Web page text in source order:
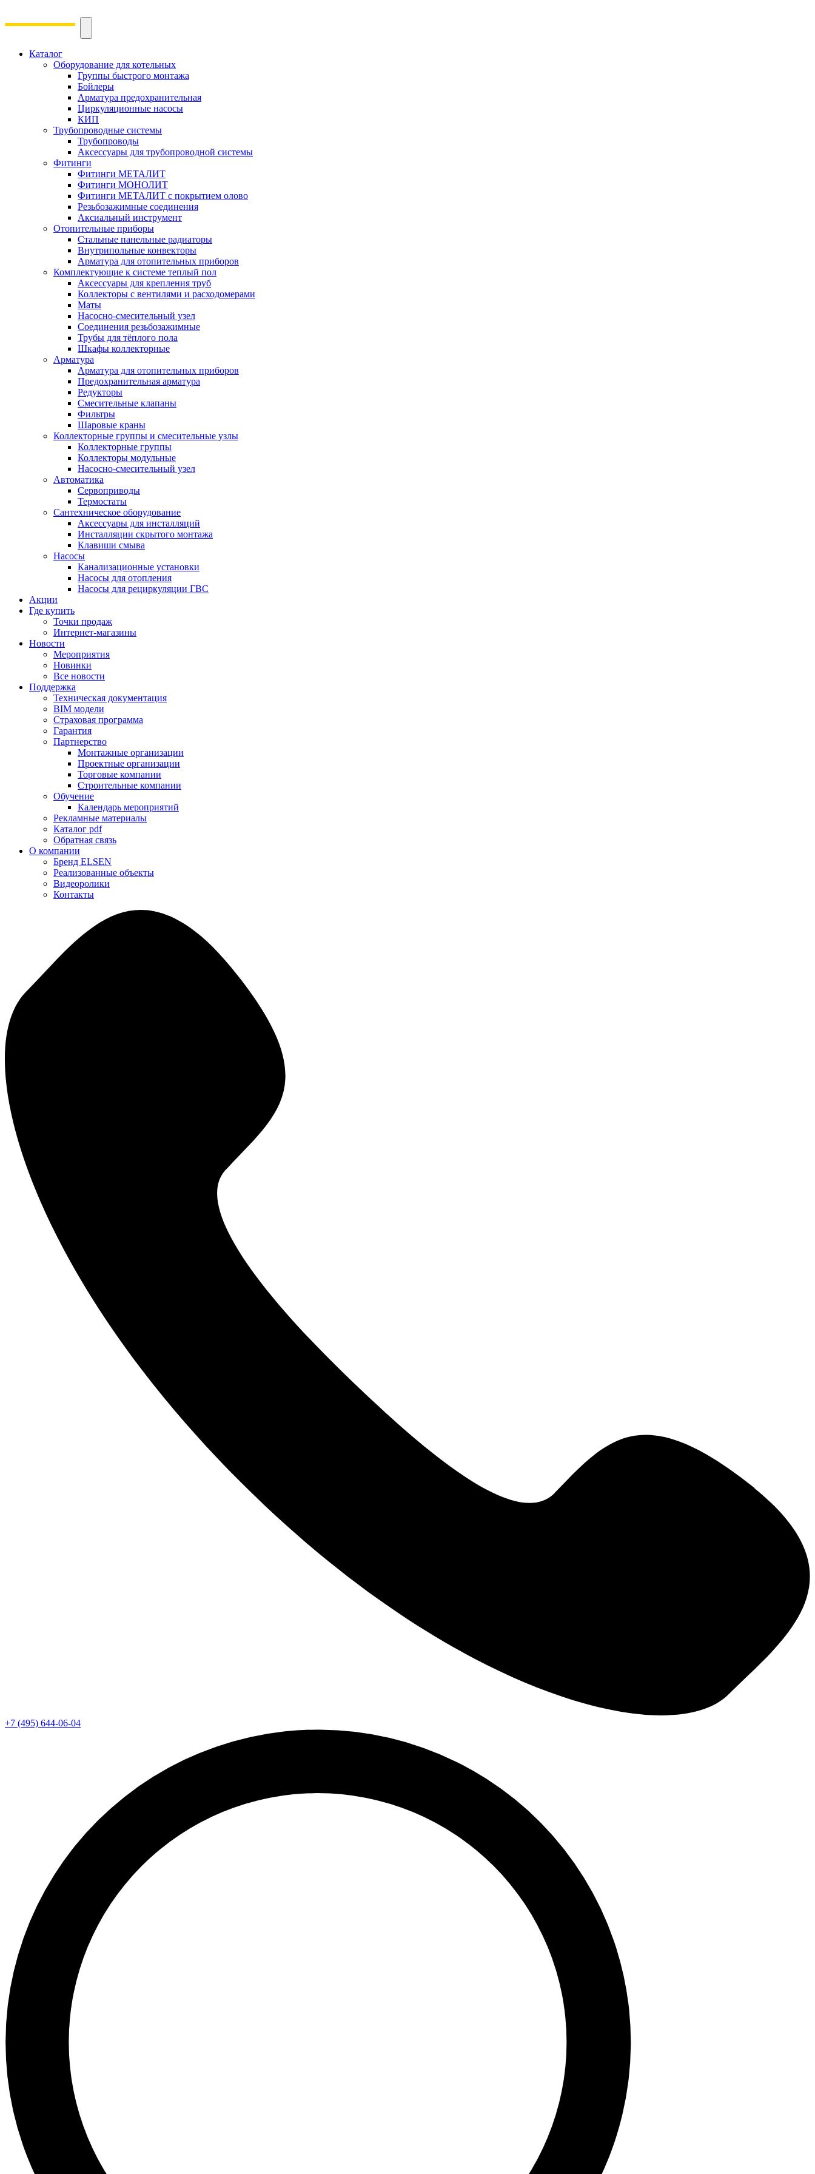
Каталог
Оборудование для котельных
Группы быстрого монтажа
Бойлеры
Арматура предохранительная
Циркуляционные насосы
КИП
Трубопроводные системы
Трубопроводы
Аксессуары для трубопроводной системы
Фитинги
Фитинги МЕТАЛИТ
Фитинги МОНОЛИТ
Фитинги МЕТАЛИТ с покрытием олово
Резьбозажимные соединения
Аксиальный инструмент
Отопительные приборы
Стальные панельные радиаторы
Внутрипольные конвекторы
Арматура для отопительных приборов
Комплектующие к системе теплый пол
Аксессуары для крепления труб
Коллекторы с вентилями и расходомерами
Маты
Насосно-смесительный узел
Соединения резьбозажимные
Трубы для тёплого пола
Шкафы коллекторные
Арматура
Арматура для отопительных приборов
Предохранительная арматура
Редукторы
Смесительные клапаны
Фильтры
Шаровые краны
Коллекторные группы и смесительные узлы
Коллекторные группы
Коллекторы модульные
Насосно-смесительный узел
Автоматика
Сервоприводы
Термостаты
Сантехническое оборудование
Аксессуары для инсталляций
Инсталляции скрытого монтажа
Клавиши смыва
Насосы
Канализационные установки
Насосы для отопления
Насосы для рециркуляции ГВС
Акции
Где купить
Точки продаж
Интернет-магазины
Новости
Мероприятия
Новинки
Все новости
Поддержка
Техническая документация
BIM модели
Страховая программа
Гарантия
Партнерство
Монтажные организации
Проектные организации
Торговые компании
Строительные компании
Обучение
Календарь мероприятий
Рекламные материалы
Каталог pdf
Обратная связь
О компании
Бренд ELSEN
Реализованные объекты
Видеоролики
Контакты
+7 (495) 644-06-04